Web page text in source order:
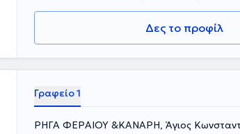
Δες το προφίλ
Γραφείο 1
ΡΗΓΑ ΦΕΡΑΙΟΥ &ΚΑΝΑΡΗ, Άγιος